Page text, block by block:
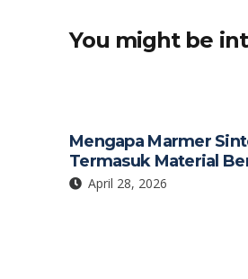
p
You might be
Mengapa Marmer
Termasuk Material
April 28, 2026